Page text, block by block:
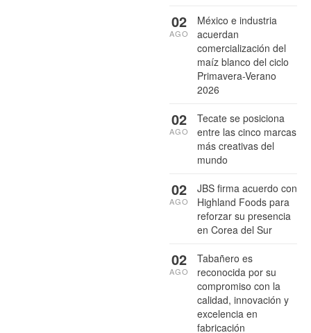
México e industria
acuerdan
comercialización del
maíz blanco del ciclo
Primavera-Verano
2026
02
AGO
Tecate se posiciona
entre las cinco marcas
más creativas del
mundo
02
AGO
JBS firma acuerdo con
Highland Foods para
reforzar su presencia
en Corea del Sur
02
AGO
Tabañero es
reconocida por su
compromiso con la
calidad, innovación y
excelencia en
fabricación
02
AGO